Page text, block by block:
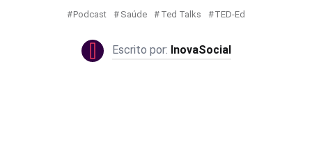
Podcast Saúde Ted Talks TED-Ed
InovaSocial